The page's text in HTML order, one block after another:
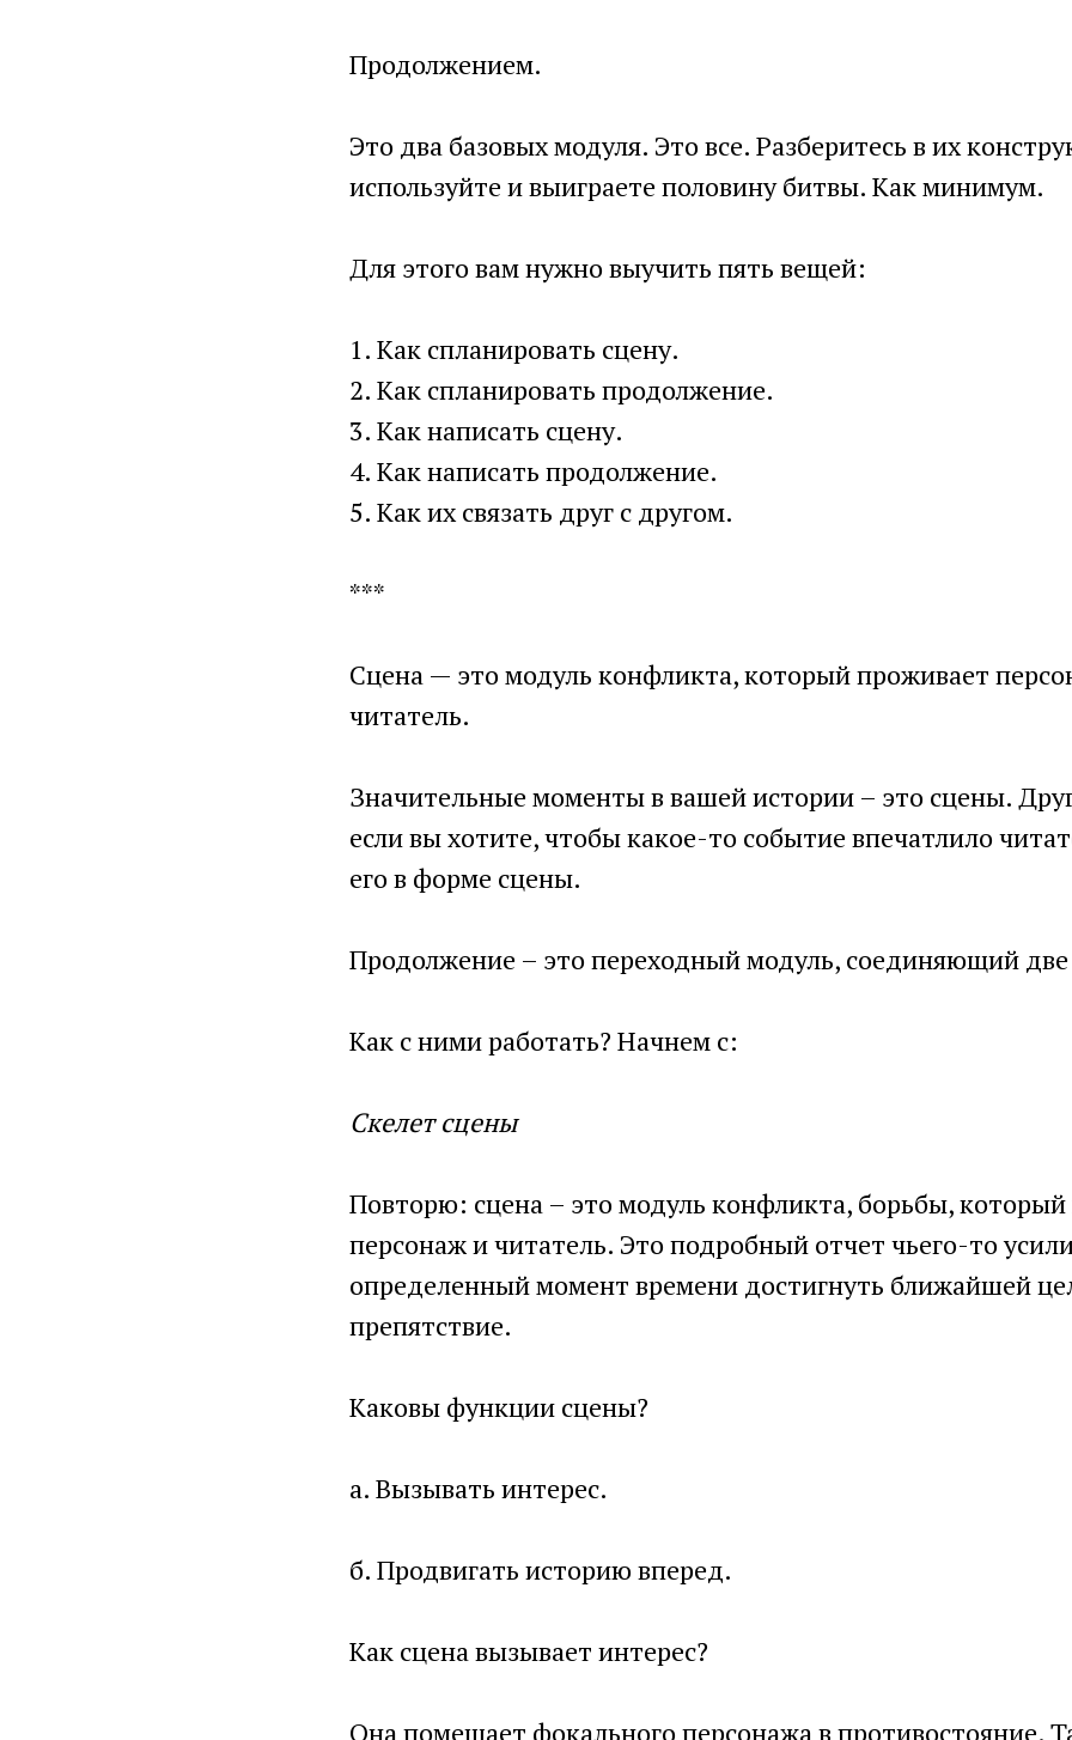
Продолжением.
Это два базовых модуля. Это все. Разберитесь в их
используйте и выиграете половину битвы. Как минимум.
Для этого вам нужно выучить пять вещей:
1. Как спланировать сцену.
2. Как спланировать продолжение.
3. Как написать сцену.
4. Как написать продолжение.
5. Как их связать друг с другом.
***
Сцена — это модуль конфликта, который проживает
читатель.
Значительные моменты в вашей истории – это сцены.
если вы хотите, чтобы какое-то событие впечатлило
его в форме сцены.
Продолжение – это переходный модуль, соединяющий
Как с ними работать? Начнем с:
Скелет сцены
Повторю: сцена – это модуль конфликта, борьбы,
персонаж и читатель. Это подробный отчет чьего-то
определенный момент времени достигнуть ближайшей
препятствие.
Каковы функции сцены?
а. Вызывать интерес.
б. Продвигать историю вперед.
Как сцена вызывает интерес?
Она помещает фокального персонажа в противостояние.